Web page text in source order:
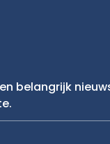
belangrijk